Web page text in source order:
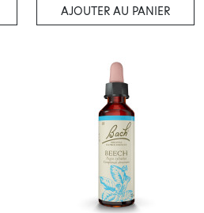
AJOUTER AU PANIER